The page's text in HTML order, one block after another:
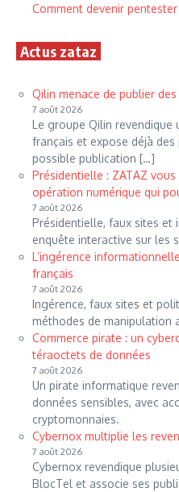
Comment devenir
Actus zataz
Qilin menace de publier
7 août 2026
Le groupe Qilin
français et expose déjà des
possible publication […]
Présidentielle : ZATAZ
opération numérique qui
7 août 2026
Présidentielle, faux sites et
enquête interactive sur les
L’ingérence
français
7 août 2026
Ingérence, faux sites et
méthodes de manipulation
Commerce pirate : un
téraoctets de données
7 août 2026
Un pirate informatique
données sensibles, avec
cryptomonnaies.
Cybernox multiplie les
7 août 2026
Cybernox revendique
BlocTel et associe ses